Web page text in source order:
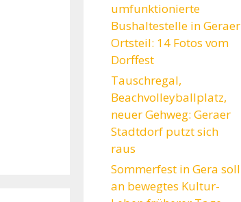
umfunktionierte
Bushaltestelle in Geraer
Ortsteil: 14 Fotos vom
Dorffest
Tauschregal,
Beachvolleyballplatz,
neuer Gehweg: Geraer
Stadtdorf putzt sich
raus
Sommerfest in Gera soll
an bewegtes Kultur-